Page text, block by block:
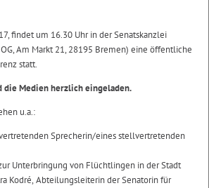
findet um 16.30 Uhr in der Senatskanzlei
OG, Am Markt 21, 28195 Bremen) eine öffentliche
statt.
die Medien herzlich eingeladen.
u.a.:
Sprecherin/eines stellvertretenden
Unterbringung von Flüchtlingen in der Stadt
Kodré, Abteilungsleiterin der Senatorin für